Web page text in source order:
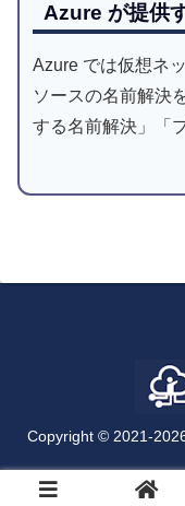
Azure が提供
Azure では仮想ネ
ソースの名前解決
する名前解決」「
前解決」「カスタ
に注目して確認し
Copyright © 2021-